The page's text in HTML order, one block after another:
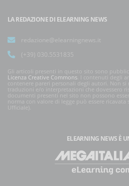
LA REDAZIONE DI ELEARNING NEWS
redazione@elearningnews.it
(+39) 030.5531835
Gli articoli presenti in questo sito sono
Licenza Creative Commons. I contenuti degli
contenere pareri personali degli autori. Non si
traduzioni e/o interpretazioni che dovessero
documenti presenti nel sito non possono
norma con valore di legge può essere
Ufficiale).
ELEARNING NEWS È